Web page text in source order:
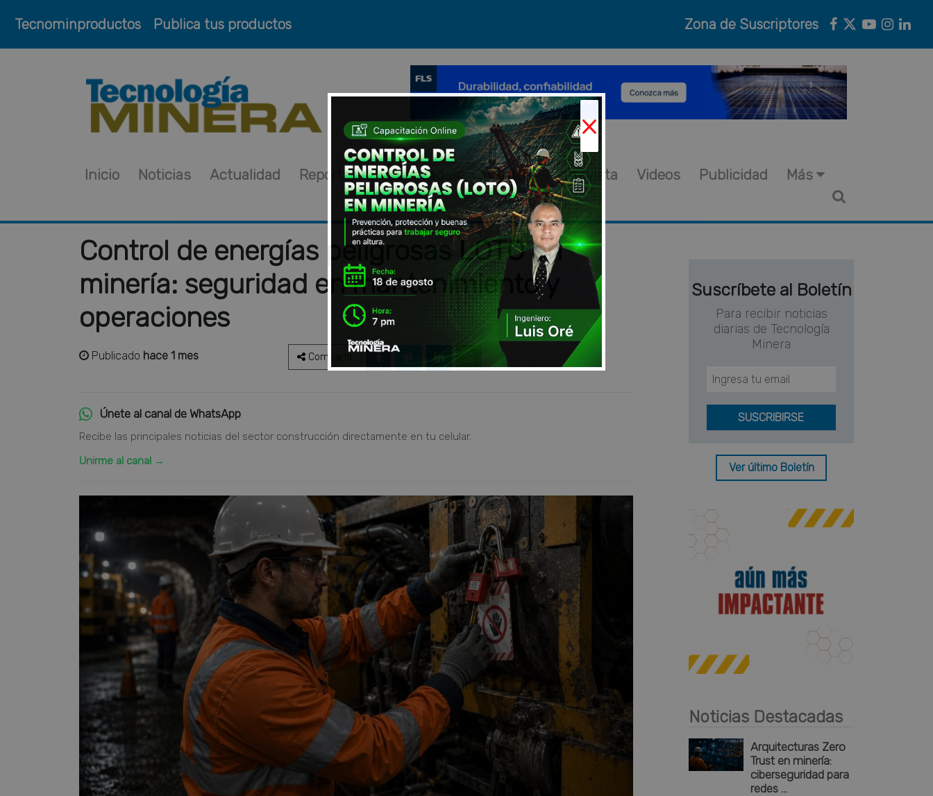
Tecnominproductos Publica tus productos Zona de Suscriptores
Inicio Noticias Actualidad Reportajes Novedades Eventos Entrevista Videos Publicidad Más
Control de energías peligrosas LOTO en
minería: seguridad en mantenimiento y
operaciones
Publicado hace 1 mes Compartir
Únete al canal de WhatsApp
Recibe las principales noticias del sector construcción directamente en tu celular.
Unirme al canal →
Suscríbete al Boletín
Para recibir noticias
diarias de Tecnología
Minera
Ver último Boletín
Noticias Destacadas
Arquitecturas Zero
Trust en minería:
ciberseguridad para
redes ...
×